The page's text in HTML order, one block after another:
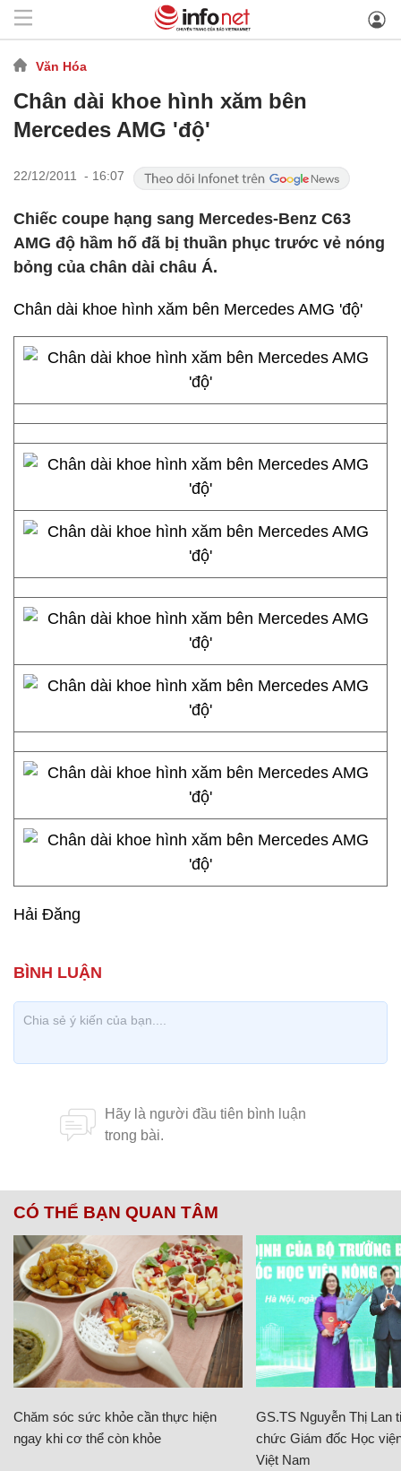
Văn Hóa
Chân dài khoe hình xăm bên
Mercedes AMG 'độ'
22/12/2011 - 16:07
Chiếc coupe hạng sang Mercedes-Benz C63
AMG độ hầm hố đã bị thuần phục trước vẻ nóng
bỏng của chân dài châu Á.
Chân dài khoe hình xăm bên Mercedes AMG 'độ'
Hải Đăng
CÓ THỂ BẠN QUAN TÂM
Chăm sóc sức khỏe cần thực hiện
ngay khi cơ thể còn khỏe
GS.TS Nguyễn Thị Lan
chức Giám đốc Học
Việt Nam